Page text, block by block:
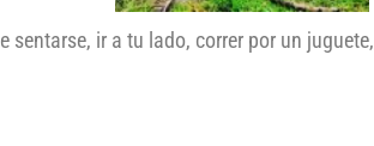
sentarse, ir a tu lado, correr por un